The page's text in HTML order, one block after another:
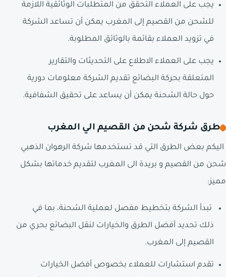
يجب على العملاء التحقق من المتطلبات الوثائقية اللازمة
للشحن من القصيم إلى المغرب يمكن أن تساعد الشركة
في تزويد العملاء بقائمة بالوثائق المطلوبة.
يجب على العملاء الاطلاع على التحديثات والتقارير
المتعلقة بحركة البضائع تقديم الشركة معلومات دورية
حول حالة الشحنة يمكن أن يساعد على تحقيق الشفافية.
طرق شركة شحن من القصيم الي المغرب
اليكم بعض الطرق التي قد تستخدمها شركة الرهوان الذهبي
شحن من القصيم و بريدة الى المغرب لتقديم خدماتها بشكل
مميز:
تبدأ الشركة بتخطيط مفصل لعملية الشحنة، بما في
ذلك تحديد أفضل الطرق والخيارات لنقل البضائع بحري من
القصيم إلى المغرب.
تقدم استشارات للعملاء بخصوص أفضل الخيارات